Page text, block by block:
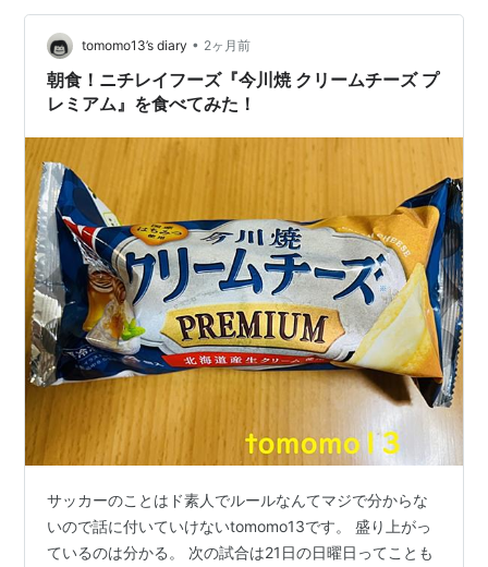
冷凍しておきました。 元々冷凍していた物かと思います
けど、解凍しても問題なしでした。
tomomo13’s diary • 2ヶ月前
朝食！ニチレイフーズ『今川焼 クリームチーズ プ
レミアム』を食べてみた！
サッカーのことはド素人でルールなんてマジで分からな
いので話に付いていけないtomomo13です。 盛り上がっ
ているのは分かる。 次の試合は21日の日曜日ってことも